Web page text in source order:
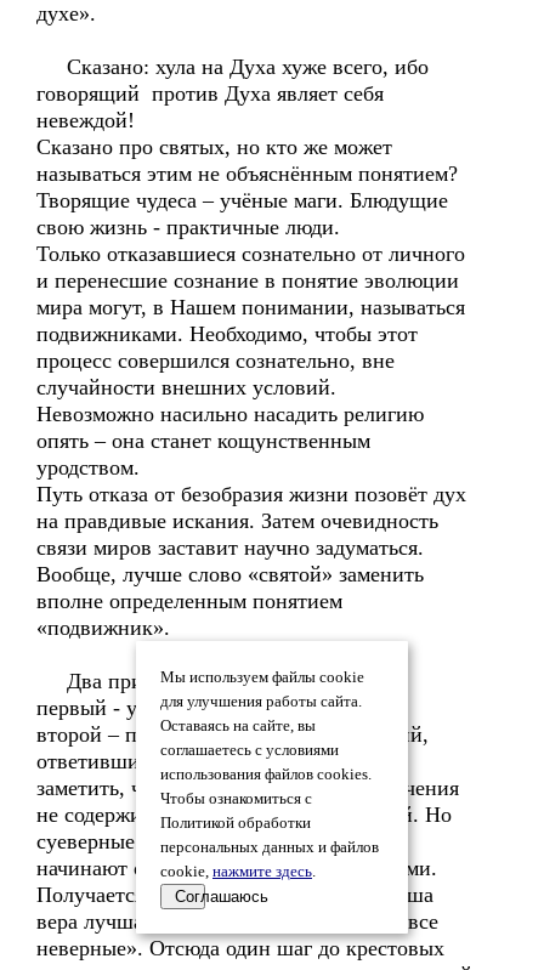
духе».
Сказано: хула на Духа хуже всего, ибо
говорящий против Духа являет себя
невеждой!
Сказано про святых, но кто же может
называться этим не объяснённым понятием?
Творящие чудеса – учёные маги. Блюдущие
свою жизнь - практичные люди.
Только отказавшиеся сознательно от личного
и перенесшие сознание в понятие эволюции
мира могут, в Нашем понимании, называться
подвижниками. Необходимо, чтобы этот
процесс совершился сознательно, вне
случайности внешних условий.
Невозможно насильно насадить религию
опять – она станет кощунственным
уродством.
Путь отказа от безобразия жизни позовёт дух
на правдивые искания. Затем очевидность
связи миров заставит научно задуматься.
Вообще, лучше слово «святой» заменить
вполне определенным понятием
«подвижник».
Два признака подлинности Учения:
первый - устремление к Общему Благу,
второй – принятие всех бывших Учений,
ответивших первому признаку. Надо
заметить, что первоначальная форма Учения
не содержит отрицательных положений. Но
суеверные последователи вместо блага
начинают ограждать Заветы отрицаниями.
Получается губительная формула – «наша
вера лучшая» или «мы верные, они же все
неверные». Отсюда один шаг до крестовых
Мы используем файлы cookie
для улучшения работы сайта.
Оставаясь на сайте, вы
соглашаетесь с условиями
использования файлов cookies.
Чтобы ознакомиться с
Политикой обработки
персональных данных и файлов
cookie, нажмите здесь.
Соглашаюсь